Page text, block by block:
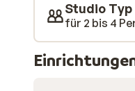
Studio Typ
für 2 bis 4